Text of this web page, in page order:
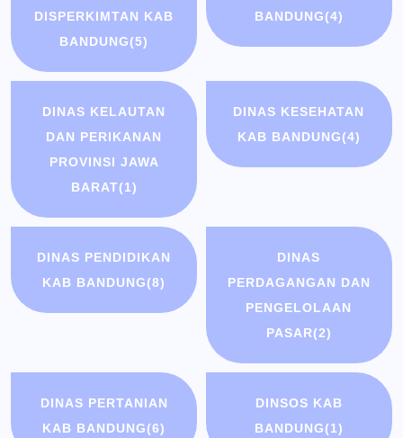
DISPERKIMTAN KAB
BANDUNG(5)
BANDUNG(4)
DINAS KELAUTAN
DAN PERIKANAN
PROVINSI JAWA
BARAT(1)
DINAS KESEHATAN
KAB BANDUNG(4)
DINAS PENDIDIKAN
KAB BANDUNG(8)
DINAS
PERDAGANGAN DAN
PENGELOLAAN
PASAR(2)
DINAS PERTANIAN
KAB BANDUNG(6)
DINSOS KAB
BANDUNG(1)